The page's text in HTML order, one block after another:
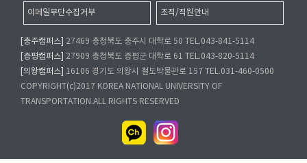
이메일무단수집거부 조직/직원안내
[충주캠퍼스]
27469 충청북도 충주시 대학로 50 TEL.043-841-5114
[증평캠퍼스]
27909 충청북도 증평군 대학로 61 TEL.043-820-5114
[의왕캠퍼스]
16106 경기도 의왕시 철도박물관로 157 TEL.031-460-0500
COPYRIGHT(c)2017 KOREA NATIONAL UNIVERSITY OF
TRANSPORTATION.ALL RIGHTS RESERVED